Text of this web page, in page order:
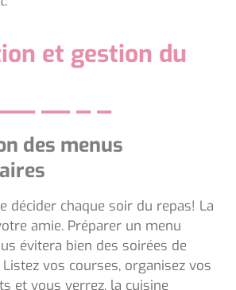
et gestion du
des menus
décider chaque soir du repas! La
amie. Préparer un menu
évitera bien des soirées de
vos courses, organisez vos
et vous verrez, la cuisine